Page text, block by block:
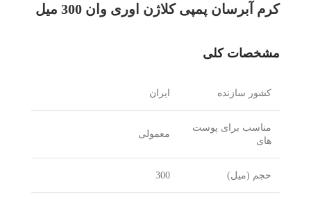
کرم آبرسان پمپی کلاژن اوری وان 300 میل
مشخصات کلی
کشور سازنده ایران
مناسب برای پوست
های
معمولی
حجم (میل) 300